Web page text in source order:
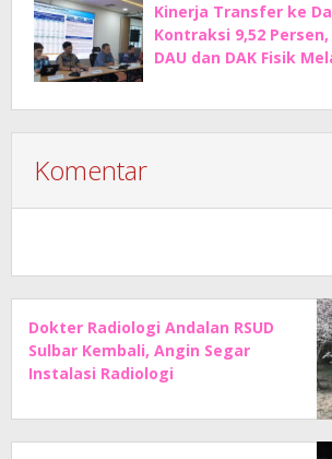
Kinerja Transfer ke
Kontraksi 9,52
DAU dan DAK Fisik
Komentar
Dokter Radiologi Andalan RSUD
Sulbar Kembali, Angin Segar
Instalasi Radiologi